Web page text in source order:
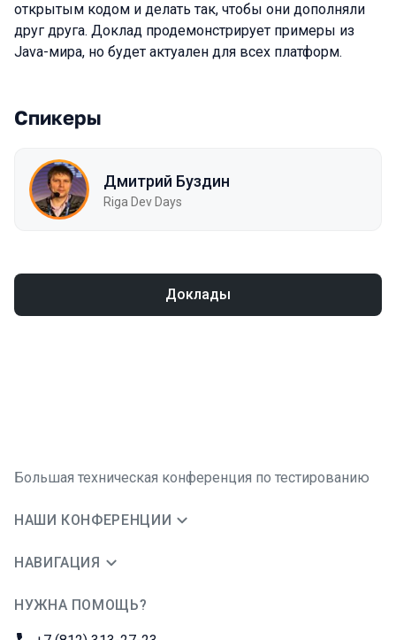
открытым кодом и делать так, чтобы они дополняли
друг друга. Доклад продемонстрирует примеры из
Java-мира, но будет актуален для всех платформ.
Спикеры
Дмитрий Буздин
Riga Dev Days
Доклады
Большая техническая конференция по тестированию
НАШИ КОНФЕРЕНЦИИ
НАВИГАЦИЯ
НУЖНА ПОМОЩЬ?